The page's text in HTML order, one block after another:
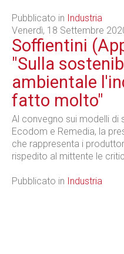
Pubblicato in Industria
Venerdì, 18 Settembre
Soffientini
"Sulla
ambientale
fatto molto"
Al convegno sui modelli di
Ecodom e Remedia, la
che rappresenta i
rispedito al mittente le
Pubblicato in Industria